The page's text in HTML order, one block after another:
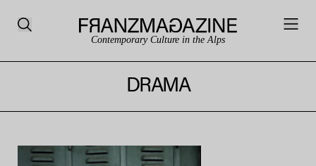
Contemporary Culture in the Alps
DRAMA